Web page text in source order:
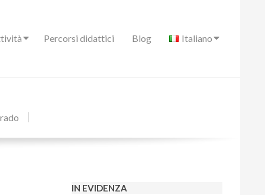
Percorsi didattici Blog Italiano
IN EVIDENZA